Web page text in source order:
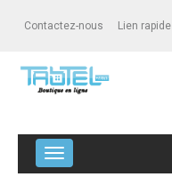
Contactez-nous Lien rapide
Navigation bascule